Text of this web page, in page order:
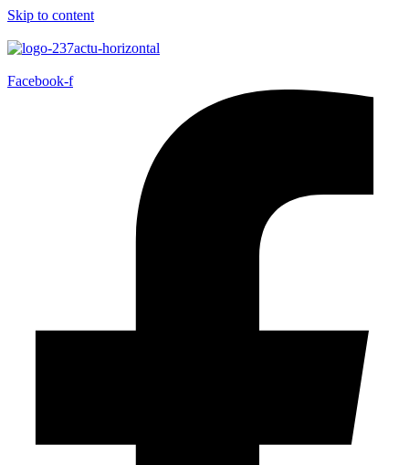
Skip to content
Facebook-f